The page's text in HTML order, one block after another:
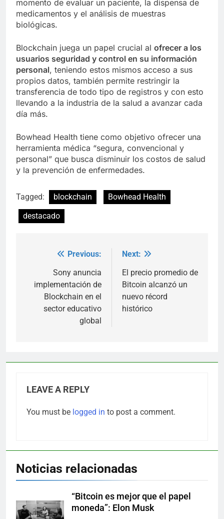
momento de evaluar un paciente, la dispensa de
medicamentos y el análisis de muestras
biológicas.
Blockchain juega un papel crucial al ofrecer a los
usuarios seguridad y control en su información
personal, teniendo estos mismos acceso a sus
propios datos, también permite restringir la
transferencia de todo tipo de registros y con esto
llevando a la industria de la salud a avanzar cada
día más.
Bowhead Health tiene como objetivo ofrecer una
herramienta médica “segura, convencional y
personal” que busca disminuir los costos de salud
y la prevención de enfermedades.
Tagged: blockchain
Bowhead Health
destacado
navigation
Previous:
Sony anuncia
implementación de
Blockchain en el
sector educativo
global
Next:
El precio promedio de
Bitcoin alcanzó un
nuevo récord
histórico
LEAVE A REPLY
You must be logged in to post a comment.
Noticias relacionadas
“Bitcoin es mejor que el papel
moneda”: Elon Musk